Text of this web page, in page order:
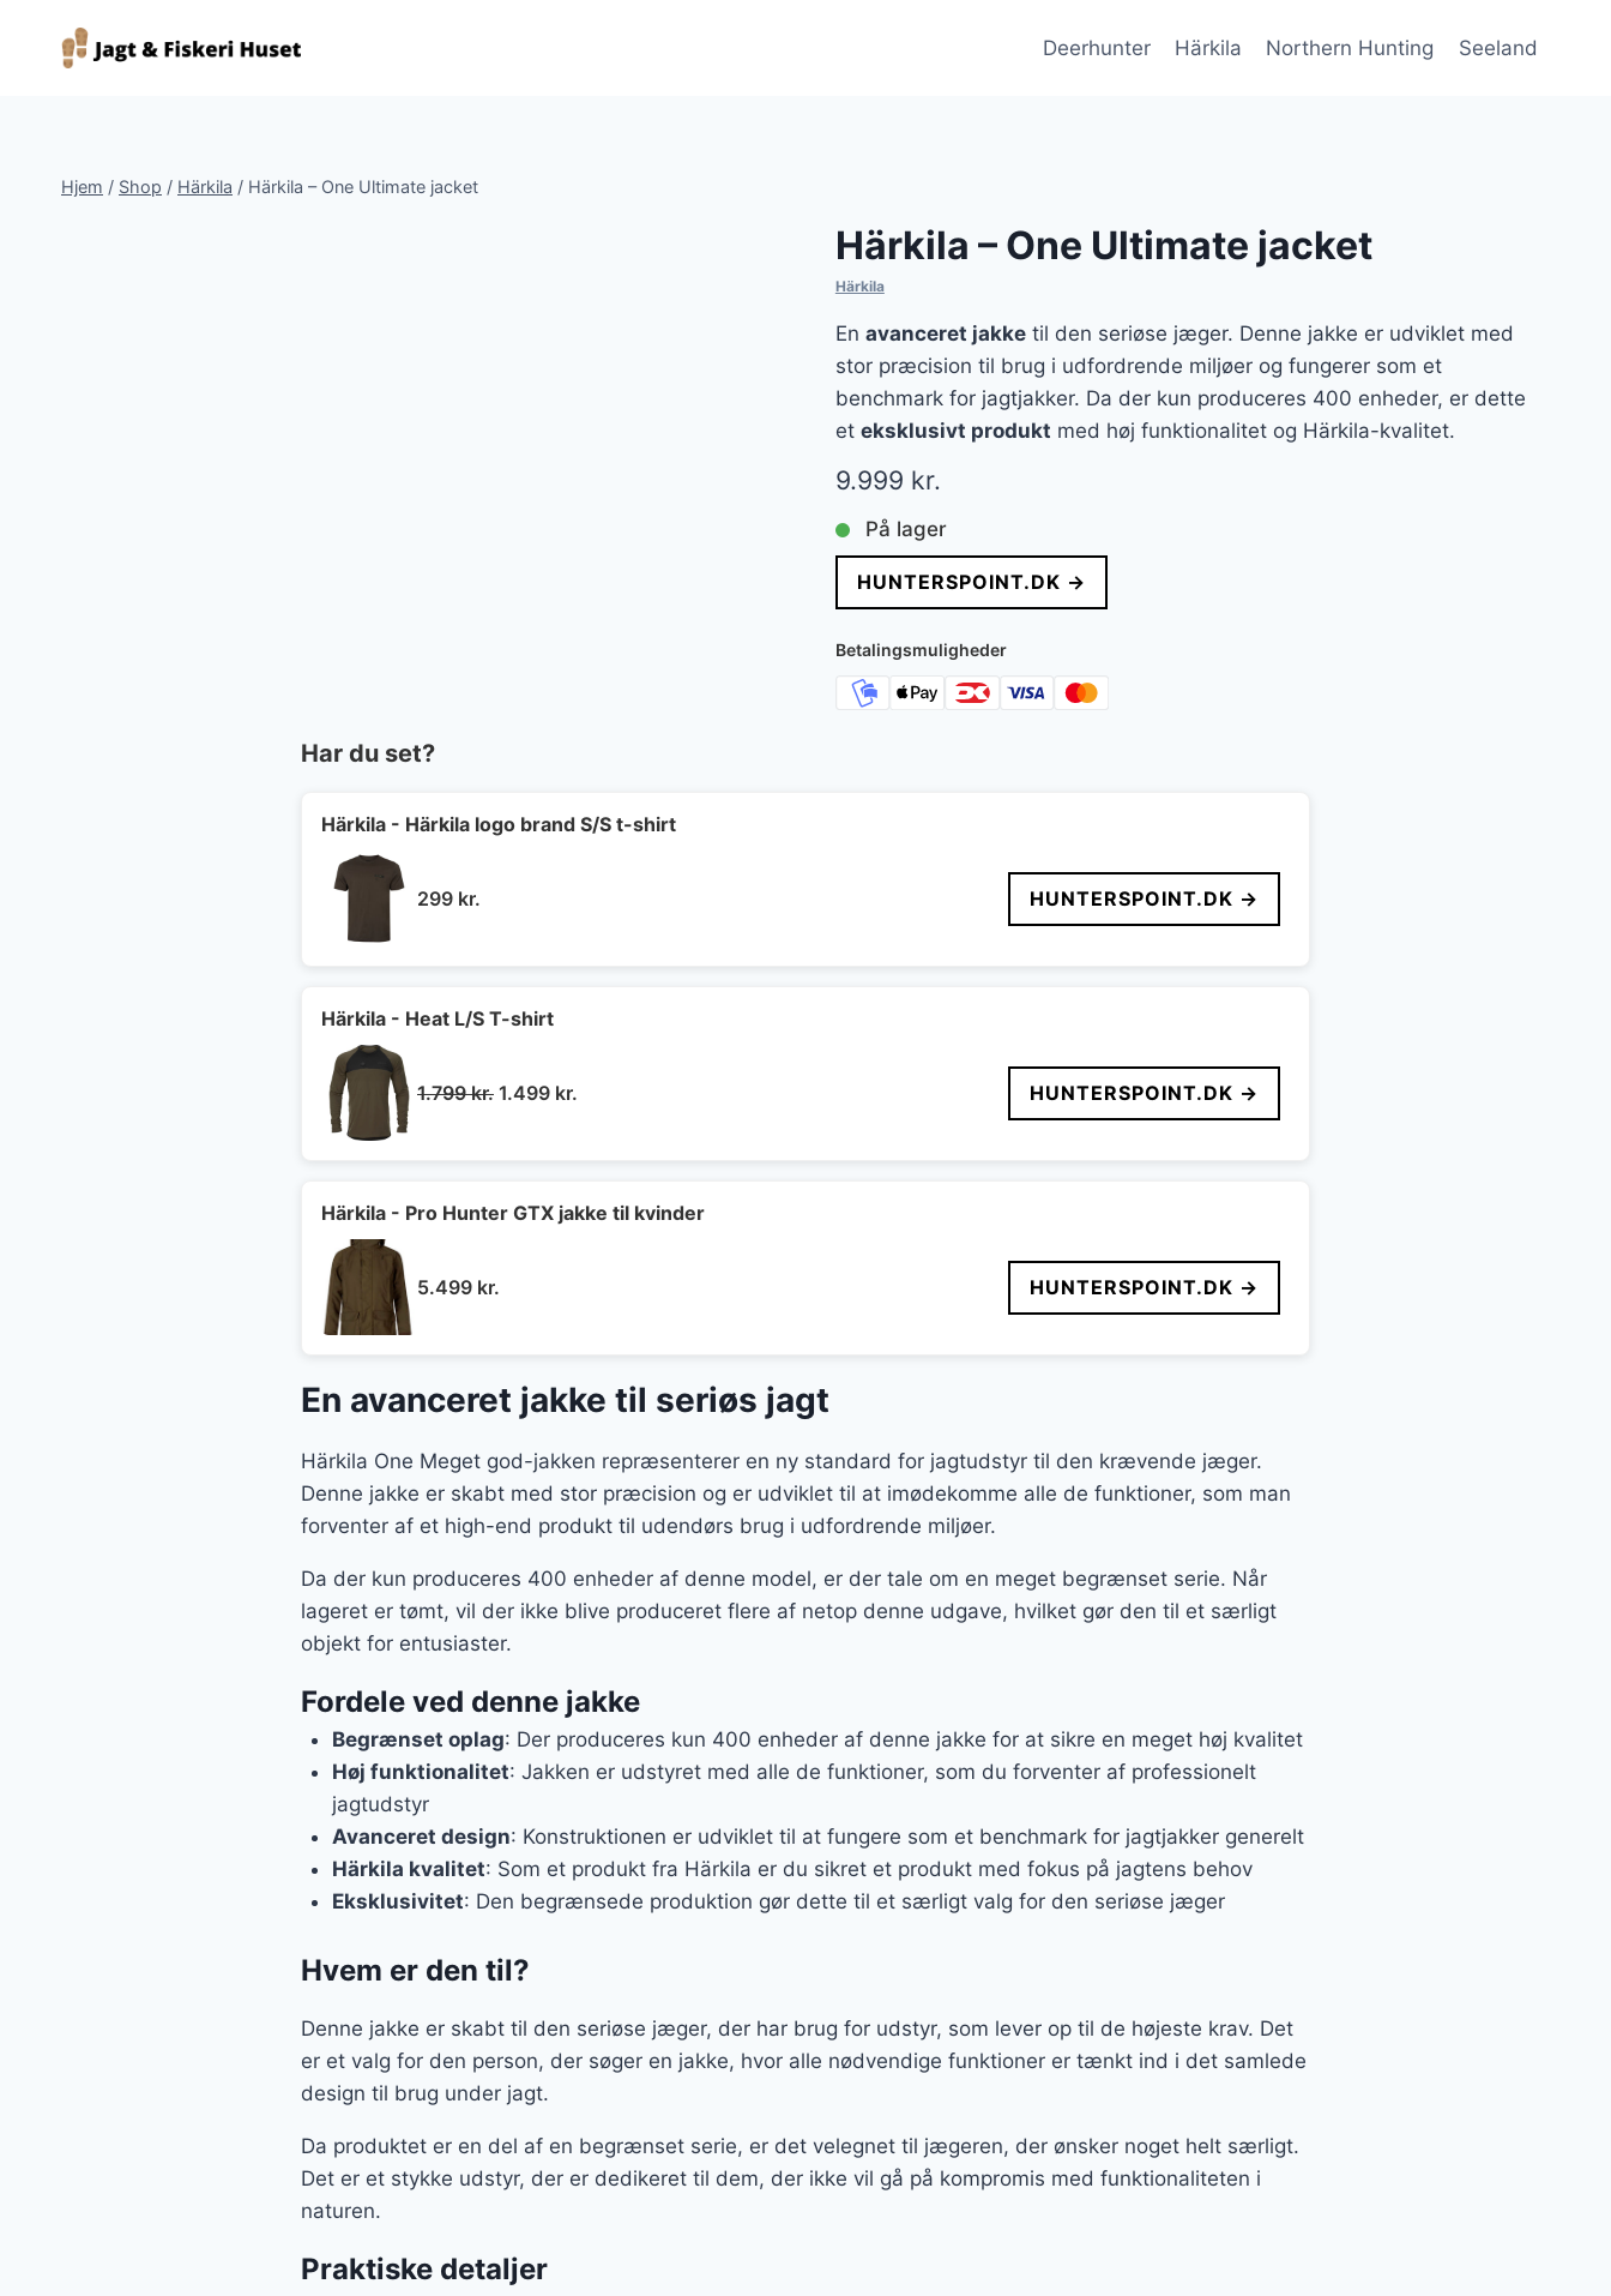
Deerhunter Härkila Northern Hunting Seeland
Hjem / Shop / Härkila / Härkila – One Ultimate jacket
Härkila – One Ultimate jacket
Härkila
En avanceret jakketil den seriøse jæger. Denne jakke er udviklet med
stor præcision til brug i udfordrende miljøer og fungerer som et
benchmark for jagtjakker. Da der kun produceres 400 enheder, er dette
et eksklusivt produkt med høj funktionalitet og Härkila-kvalitet.
9.999 kr.
På lager
HUNTERSPOINT.DK →
Betalingsmuligheder
Har du set?
Härkila - Härkila logo brand S/S t-shirt
299 kr. HUNTERSPOINT.DK →
Härkila - Heat L/S T-shirt
1.799kr. Den
1.799 kr..
1.499 kr.
1.499 kr..
HUNTERSPOINT.DK →
Härkila - Pro Hunter GTX jakke til kvinder
5.499 kr. HUNTERSPOINT.DK →
En avanceret jakke til seriøs jagt
Härkila One Meget god-jakken repræsenterer en ny standard for jagtudstyr til den krævende jæger.
Denne jakke er skabt med stor præcision og er udviklet til at imødekomme alle de funktioner, som man
forventer af et high-end produkt til udendørs brug i udfordrende miljøer.
Da der kun produceres 400 enheder af denne model, er der tale om en meget begrænset serie. Når
lageret er tømt, vil der ikke blive produceret flere af netop denne udgave, hvilket gør den til et særligt
objekt for entusiaster.
Fordele ved denne jakke
Begrænset oplag: Der produceres kun 400 enheder af denne jakke for at sikre en meget høj kvalitet
Høj funktionalitet: Jakken er udstyret med alle de funktioner, som du forventer af professionelt
jagtudstyr
Avanceret design: Konstruktionen er udviklet til at fungere som et benchmark for jagtjakker generelt
Härkila kvalitet: Som et produkt fra Härkila er du sikret et produkt med fokus på jagtens behov
Eksklusivitet: Den begrænsede produktion gør dette til et særligt valg for den seriøse jæger
Hvem er den til?
Denne jakke er skabt til den seriøse jæger, der har brug for udstyr, som lever op til de højeste krav. Det
er et valg for den person, der søger en jakke, hvor alle nødvendige funktioner er tænkt ind i det samlede
design til brug under jagt.
Da produktet er en del af en begrænset serie, er det velegnet til jægeren, der ønsker noget helt særligt.
Det er et stykke udstyr, der er dedikeret til dem, der ikke vil gå på kompromis med funktionaliteten i
naturen.
Praktiske detaljer